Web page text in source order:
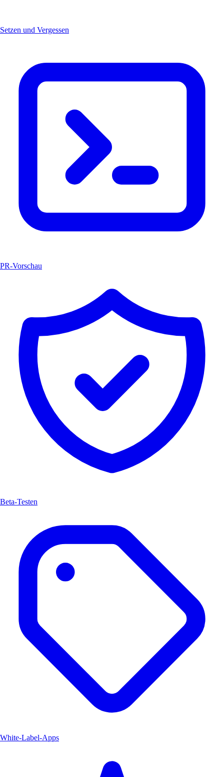
Setzen und Vergessen
PR-Vorschau
Beta-Testen
White-Label-Apps